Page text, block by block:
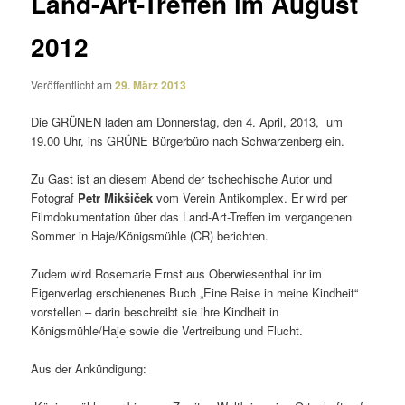
2012
Veröffentlicht am29. März 2013
Die GRÜNEN laden am Donnerstag, den 4. April, 2013, um
19.00 Uhr, ins GRÜNE Bürgerbüro nach Schwarzenberg ein.
Zu Gast ist an diesem Abend der tsche­chi­sche Autor und
Fotograf Petr Mikšičekvom Verein Antikomplex. Er wird per
Filmdokumentation über das Land-Art-Treffen im vergan­genen
Sommer in Haje/Königsmühle (CR) berichten.
Zudem wird Rosemarie Ernst aus Oberwiesenthal ihr im
Eigenverlag erschie­nenes Buch „Eine Reise in meine Kindheit“
vorstellen – darin beschreibt sie ihre Kindheit in
Königsmühle/Haje sowie die Vertreibung und Flucht.
Aus der Ankündigung: